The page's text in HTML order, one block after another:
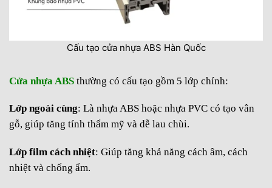
Cấu tạo cửa nhựa ABS Hàn Quốc
Cửa nhựa ABS thường có cấu tạo gồm 5 lớp chính:
Lớp ngoài cùng: Là nhựa ABS hoặc nhựa PVC có tạo vân
gỗ, giúp tăng tính thẩm mỹ và dễ lau chùi.
Lớp film cách nhiệt: Giúp tăng khả năng cách âm, cách
nhiệt và chống ẩm.